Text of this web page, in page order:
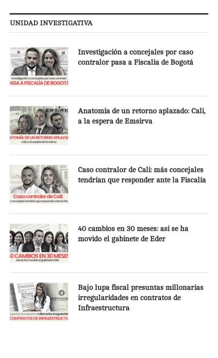
UNIDAD INVESTIGATIVA
Investigación a concejales por caso
contralor pasa a Fiscalía de Bogotá
Anatomía de un retorno aplazado: Cali,
a la espera de Emsirva
Caso contralor de Cali: más concejales
tendrían que responder ante la Fiscalía
40 cambios en 30 meses: así se ha
movido el gabinete de Eder
Bajo lupa fiscal presuntas millonarias
irregularidades en contratos de
Infraestructura